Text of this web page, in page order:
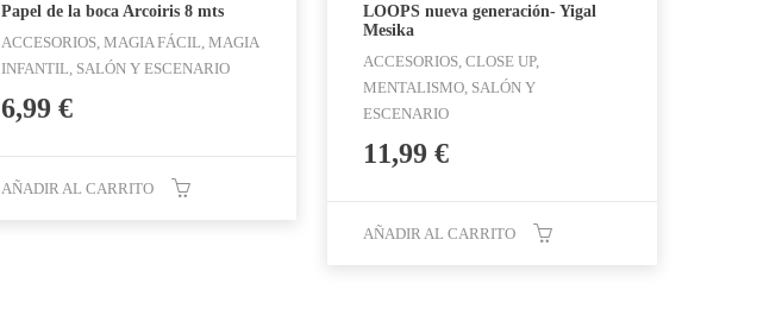
Papel de la boca Arcoiris 8 mts
ACCESORIOS, MAGIA FÁCIL, MAGIA
INFANTIL, SALÓN Y ESCENARIO
6,99 €
AÑADIR AL CARRITO
LOOPS nueva generación- Yigal
Mesika
ACCESORIOS, CLOSE UP,
MENTALISMO, SALÓN Y
ESCENARIO
11,99 €
AÑADIR AL CARRITO